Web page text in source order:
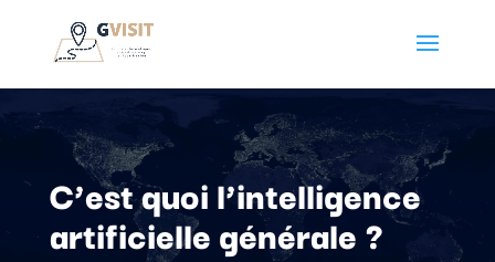
C’est quoi l’intelligence
artificielle générale ?